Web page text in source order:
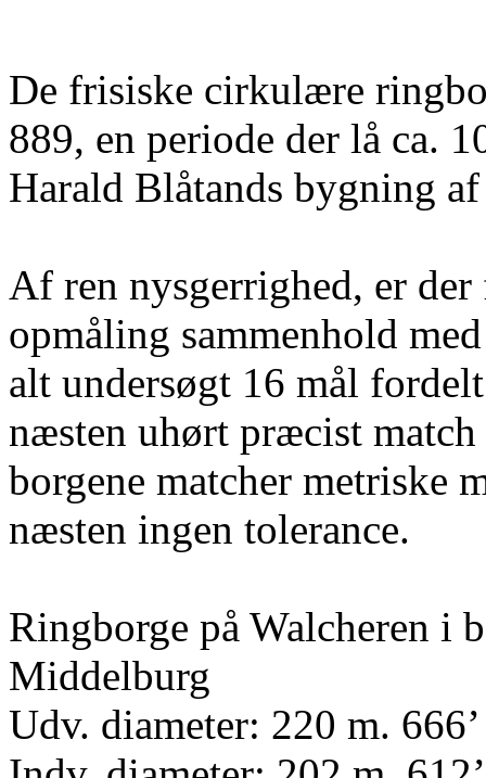
De frisiske cirkulære
889, en periode der lå ca.
Harald Blåtands bygning
Af ren nysgerrighed, er
opmåling sammenhold
alt undersøgt 16 mål
næsten uhørt præcist
borgene matcher metriske
næsten ingen tolerance.
Ringborge på Walcheren i
Middelburg
Udv. diameter: 220 m.